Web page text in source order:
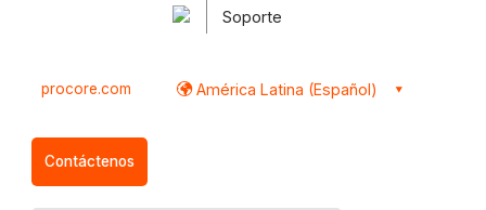
Soporte
procore.com América Latina (Español)
Contáctenos